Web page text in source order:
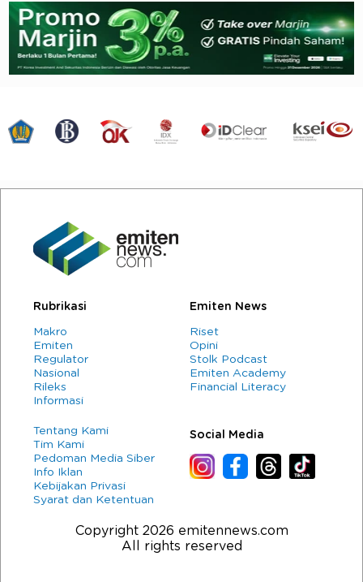
Rubrikasi
Makro
Emiten
Regulator
Nasional
Rileks
Informasi
Emiten News
Riset
Opini
Stolk Podcast
Emiten Academy
Financial Literacy
Tentang Kami
Tim Kami
Pedoman Media Siber
Info Iklan
Kebijakan Privasi
Syarat dan Ketentuan
Social Media
Copyright 2026 emitennews.com
All rights reserved